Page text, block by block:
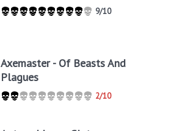
9/10
Axemaster - Of Beasts And
Plagues
2/10